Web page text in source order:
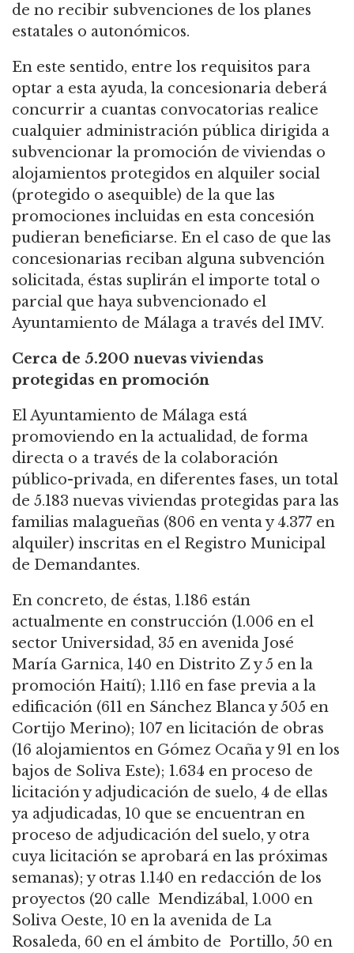
de no recibir subvenciones de los planes
estatales o autonómicos.
En este sentido, entre los requisitos para
optar a esta ayuda, la concesionaria deberá
concurrir a cuantas convocatorias realice
cualquier administración pública dirigida a
subvencionar la promoción de viviendas o
alojamientos protegidos en alquiler social
(protegido o asequible) de la que las
promociones incluidas en esta concesión
pudieran beneficiarse. En el caso de que las
concesionarias reciban alguna subvención
solicitada, éstas suplirán el importe total o
parcial que haya subvencionado el
Ayuntamiento de Málaga a través del IMV.
Cerca de 5.200 nuevas viviendas
protegidas en promoción
El Ayuntamiento de Málaga está
promoviendo en la actualidad, de forma
directa o a través de la colaboración
público-privada, en diferentes fases, un total
de 5.183 nuevas viviendas protegidas para las
familias malagueñas (806 en venta y 4.377 en
alquiler) inscritas en el Registro Municipal
de Demandantes.
En concreto, de éstas, 1.186 están
actualmente en construcción (1.006 en el
sector Universidad, 35 en avenida José
María Garnica, 140 en Distrito Z y 5 en la
promoción Haití); 1.116 en fase previa a la
edificación (611 en Sánchez Blanca y 505 en
Cortijo Merino); 107 en licitación de obras
(16 alojamientos en Gómez Ocaña y 91 en los
bajos de Soliva Este); 1.634 en proceso de
licitación y adjudicación de suelo, 4 de ellas
ya adjudicadas, 10 que se encuentran en
proceso de adjudicación del suelo, y otra
cuya licitación se aprobará en las próximas
semanas); y otras 1.140 en redacción de los
proyectos (20 calle Mendizábal, 1.000 en
Soliva Oeste, 10 en la avenida de La
Rosaleda, 60 en el ámbito de Portillo, 50 en